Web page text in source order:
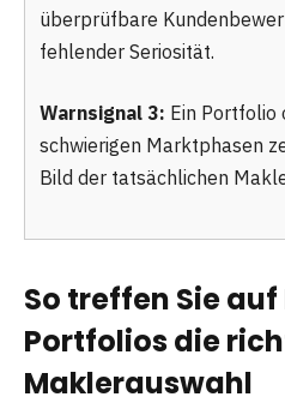
überprüfbare
fehlender Seriosität.
Warnsignal 3: Ein Portfolio
schwierigen Marktphasen
Bild der tatsächlichen
So treffen Sie auf
Portfolios die
Maklerauswahl